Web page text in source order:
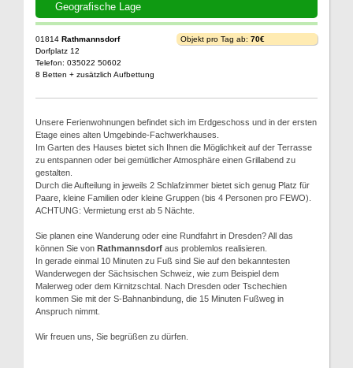
Geografische Lage
01814 Rathmannsdorf
Dorfplatz 12
Telefon: 035022 50602
8 Betten + zusätzlich Aufbettung
Objekt pro Tag ab: 70€
Unsere Ferienwohnungen befindet sich im Erdgeschoss und in der ersten
Etage eines alten Umgebinde-Fachwerkhauses.
Im Garten des Hauses bietet sich Ihnen die Möglichkeit auf der Terrasse
zu entspannen oder bei gemütlicher Atmosphäre einen Grillabend zu
gestalten.
Durch die Aufteilung in jeweils 2 Schlafzimmer bietet sich genug Platz für
Paare, kleine Familien oder kleine Gruppen (bis 4 Personen pro FEWO).
ACHTUNG: Vermietung erst ab 5 Nächte.
Sie planen eine Wanderung oder eine Rundfahrt in Dresden? All das
können Sie von Rathmannsdorf aus problemlos realisieren.
In gerade einmal 10 Minuten zu Fuß sind Sie auf den bekanntesten
Wanderwegen der Sächsischen Schweiz, wie zum Beispiel dem
Malerweg oder dem Kirnitzschtal. Nach Dresden oder Tschechien
kommen Sie mit der S-Bahnanbindung, die 15 Minuten Fußweg in
Anspruch nimmt.
Wir freuen uns, Sie begrüßen zu dürfen.